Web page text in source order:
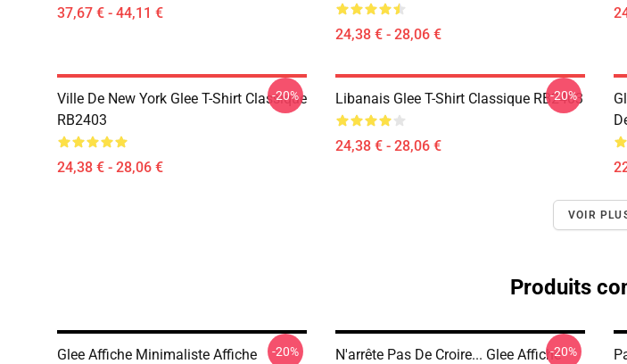
37,67 € - 44,11 €
24,38 € - 28,06 €
Ville De New York Glee T-Shirt Classique
RB2403
24,38 € - 28,06 €
-20% Libanais Glee T-Shirt Classique RB2403
24,38 € - 28,06 €
-20%
VOIR
Produits
Glee Affiche Minimaliste Affiche
-20%
N'arrête Pas De Croire... Glee Affiche-20%